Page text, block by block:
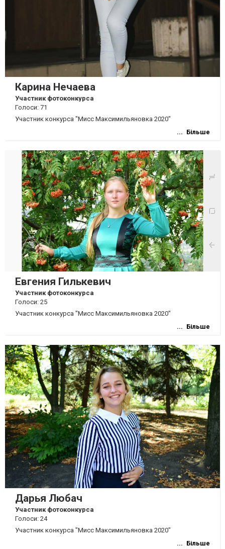
Карина Нечаева
Участник фотоконкурса
Голоси: 71
Участник конкурса "Мисс Максимильяновка 2020"
Більше
Евгения Гилькевич
Участник фотоконкурса
Голоси: 25
Участник конкурса "Мисс Максимильяновка 2020"
Більше
Дарья Любач
Участник фотоконкурса
Голоси: 24
Участник конкурса "Мисс Максимильяновка 2020"
Більше